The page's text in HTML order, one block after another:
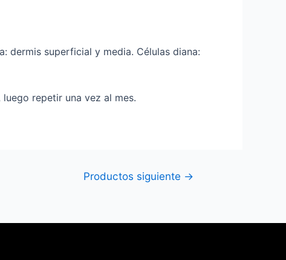
dermis superficial y media. Células diana:
repetir una vez al mes.
Productos siguiente →